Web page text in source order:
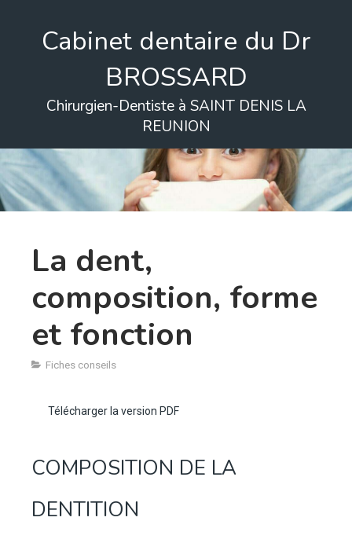
Cabinet dentaire du Dr
BROSSARD
Chirurgien-Dentiste à SAINT DENIS LA
REUNION
La dent,
composition, forme
et fonction
Fiches conseils
Télécharger la version PDF
COMPOSITION DE LA
DENTITION